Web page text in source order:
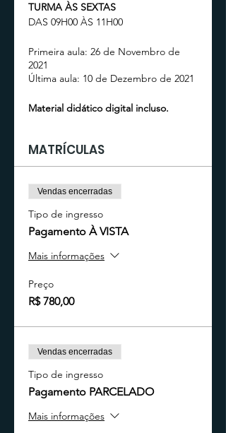
TURMA ÀS SEXTAS
DAS 09H00 ÀS 11H00
Primeira aula: 26 de Novembro de
2021
Última aula: 10 de Dezembro de 2021
Material didático digital incluso.
MATRÍCULAS
Vendas encerradas
Tipo de ingresso
Pagamento À VISTA
Mais informações
Preço
R$ 780,00
Vendas encerradas
Tipo de ingresso
Pagamento PARCELADO
Mais informações